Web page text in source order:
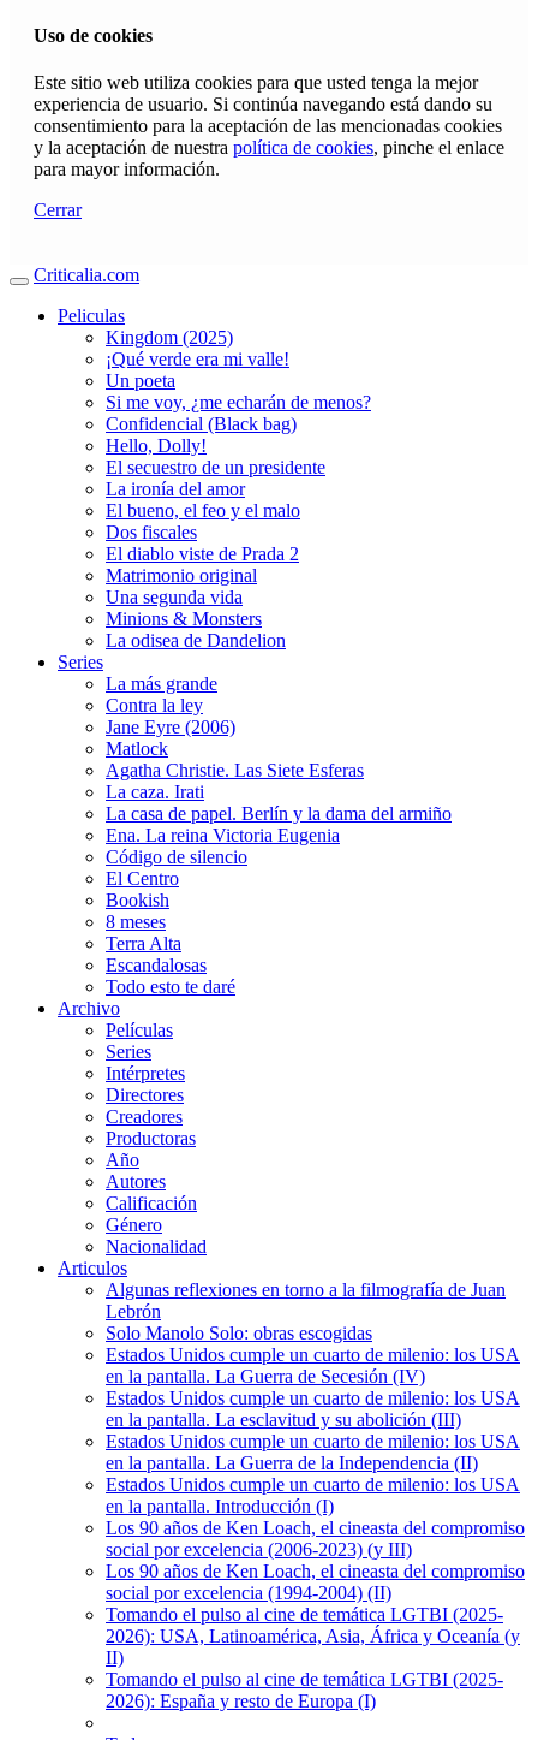
Uso de cookies
Este sitio web utiliza cookies para que usted tenga la mejor
experiencia de usuario. Si continúa navegando está dando su
consentimiento para la aceptación de las mencionadas cookies
y la aceptación de nuestra política de cookies, pinche el enlace
para mayor información.
Cerrar
Criticalia.com
Peliculas
Kingdom (2025)
¡Qué verde era mi valle!
Un poeta
Si me voy, ¿me echarán de menos?
Confidencial (Black bag)
Hello, Dolly!
El secuestro de un presidente
La ironía del amor
El bueno, el feo y el malo
Dos fiscales
El diablo viste de Prada 2
Matrimonio original
Una segunda vida
Minions & Monsters
La odisea de Dandelion
Series
La más grande
Contra la ley
Jane Eyre (2006)
Matlock
Agatha Christie. Las Siete Esferas
La caza. Irati
La casa de papel. Berlín y la dama del armiño
Ena. La reina Victoria Eugenia
Código de silencio
El Centro
Bookish
8 meses
Terra Alta
Escandalosas
Todo esto te daré
Archivo
Películas
Series
Intérpretes
Directores
Creadores
Productoras
Año
Autores
Calificación
Género
Nacionalidad
Articulos
Algunas reflexiones en torno a la filmografía de Juan
Lebrón
Solo Manolo Solo: obras escogidas
Estados Unidos cumple un cuarto de milenio: los USA
en la pantalla. La Guerra de Secesión (IV)
Estados Unidos cumple un cuarto de milenio: los USA
en la pantalla. La esclavitud y su abolición (III)
Estados Unidos cumple un cuarto de milenio: los USA
en la pantalla. La Guerra de la Independencia (II)
Estados Unidos cumple un cuarto de milenio: los USA
en la pantalla. Introducción (I)
Los 90 años de Ken Loach, el cineasta del compromiso
social por excelencia (2006-2023) (y III)
Los 90 años de Ken Loach, el cineasta del compromiso
social por excelencia (1994-2004) (II)
Tomando el pulso al cine de temática LGTBI (2025-
2026): USA, Latinoamérica, Asia, África y Oceanía (y
II)
Tomando el pulso al cine de temática LGTBI (2025-
2026): España y resto de Europa (I)